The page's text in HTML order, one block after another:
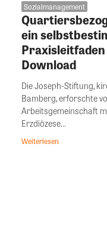
Sozialmanagement
ein
Download
Die Joseph-Stiftung,
Bamberg, erforschte
Arbeitsgemeinschaft
Erzdiözese...
Weiterlesen